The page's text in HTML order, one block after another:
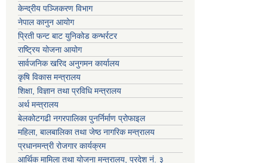
केन्द्रीय पञ्जिकरण विभाग
नेपाल कानुन आयोग
प्रिती फन्ट बाट युनिकोड कन्भर्रटर
राष्ट्रिय योजना आयोग
सार्वजनिक खरिद अनुगमन कार्यालय
कृषि विकास मन्त्रालय
शिक्षा, विज्ञान तथा प्रविधि मन्त्रालय
अर्थ मन्त्रालय
बेलकोटगढी नगरपालिका पुनर्निर्माण प्रोफाइल
महिला, बालबालिका तथा जेष्ठ नागरिक मन्त्रालय
प्रधानमन्त्री रोजगार कार्यक्रम
आर्थिक मामिला तथा योजना मन्त्रालय, प्रदेश नं. ३